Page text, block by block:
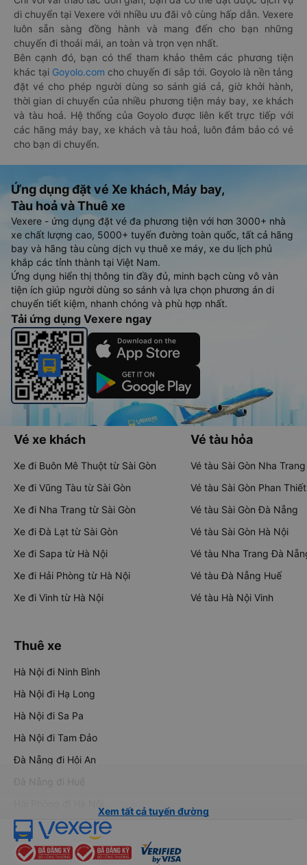
di chuyển tại Vexere với nhiều ưu đãi vô cùng hấp dẫn. Vexere
luôn sẵn sàng đồng hành và mang đến cho bạn những
chuyến đi thoải mái, an toàn và trọn vẹn nhất.
Bên cạnh đó, bạn có thể tham khảo thêm các phương tiện
khác tại Goyolo.com cho chuyến đi sắp tới. Goyolo là nền tảng
đặt vé cho phép người dùng so sánh giá cả, giờ khởi hành,
thời gian di chuyển của nhiều phương tiện máy bay, xe khách
và tàu hoả. Hệ thống của Goyolo được liên kết trực tiếp với
các hãng máy bay, xe khách và tàu hoả, luôn đảm bảo có vé
cho bạn di chuyển.
Ứng dụng đặt vé Xe khách, Máy bay,
Tàu hoả và Thuê xe
Vexere - ứng dụng đặt vé đa phương tiện với hơn 3000+ nhà
xe chất lượng cao, 5000+ tuyến đường toàn quốc, tất cả hãng
bay và hãng tàu cùng dịch vụ thuê xe máy, xe du lịch phủ
khắp các tỉnh thành tại Việt Nam.
Ứng dụng hiển thị thông tin đầy đủ, minh bạch cùng vô vàn
tiện ích giúp người dùng so sánh và lựa chọn phương án di
chuyển tiết kiệm, nhanh chóng và phù hợp nhất.
Tải ứng dụng Vexere ngay
Vé xe khách
Xe đi Buôn Mê Thuột từ Sài Gòn
Xe đi Vũng Tàu từ Sài Gòn
Xe đi Nha Trang từ Sài Gòn
Xe đi Đà Lạt từ Sài Gòn
Xe đi Sapa từ Hà Nội
Xe đi Hải Phòng từ Hà Nội
Xe đi Vinh từ Hà Nội
Vé tàu hỏa
Vé tàu Sài Gòn Nha Trang
Vé tàu Sài Gòn Phan Thiết
Vé tàu Sài Gòn Đà Nẵng
Vé tàu Sài Gòn Hà Nội
Vé tàu Nha Trang Đà
Vé tàu Đà Nẵng Huế
Vé tàu Hà Nội Vinh
Thuê xe
Hà Nội đi Ninh Bình
Hà Nội đi Hạ Long
Hà Nội đi Sa Pa
Hà Nội đi Tam Đảo
Đà Nẵng đi Hội An
Đà Nẵng đi Huế
Xem tất cả tuyến đường